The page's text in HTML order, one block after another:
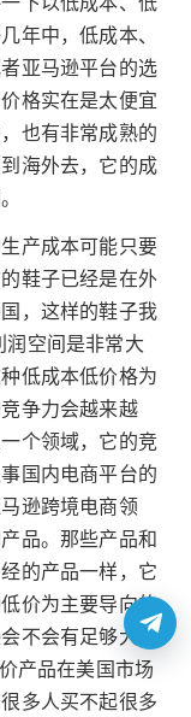
年中，低成本、
亚马逊平台的选
格实在是太便宜
也有非常成熟的
海外去，它的成
产成本可能只要
鞋子已经是在外
，这样的鞋子我
空间是非常大
低成本低价格为
争力会越来越
个领域，它的竞
国内电商平台的
逊跨境电商领
品。那些产品和
的产品一样，它
价为主要导向的
不会有足够大的
产品在美国市场
多人买不起很多